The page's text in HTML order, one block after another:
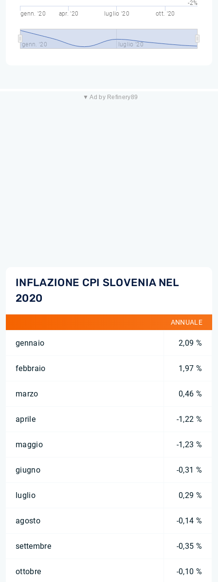
genn. '20 apr. '20 luglio '20 ott. '20
genn. '20 luglio '20
-2%
▼ Ad by Refinery89
INFLAZIONE CPI SLOVENIA NEL
2020
ANNUALE
gennaio 2,09 %
febbraio 1,97 %
marzo 0,46 %
aprile -1,22 %
maggio -1,23 %
giugno -0,31 %
luglio 0,29 %
agosto -0,14 %
settembre -0,35 %
ottobre -0,10 %